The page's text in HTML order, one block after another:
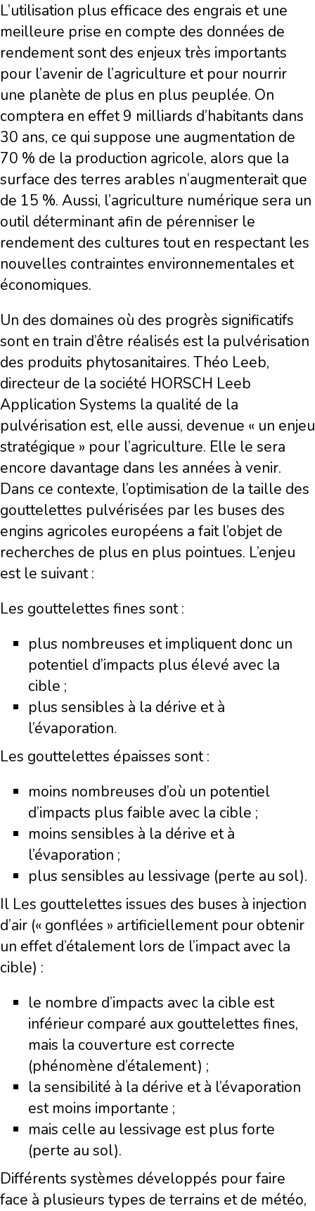
L’utilisation plus efficace des engrais et une
meilleure prise en compte des données de
rendement sont des enjeux très importants
pour l’avenir de l’agriculture et pour nourrir
une planète de plus en plus peuplée. On
comptera en effet 9 milliards d’habitants dans
30 ans, ce qui suppose une augmentation de
70 % de la production agricole, alors que la
surface des terres arables n’augmenterait que
de 15 %. Aussi, l’agriculture numérique sera un
outil déterminant afin de pérenniser le
rendement des cultures tout en respectant les
nouvelles contraintes environnementales et
économiques.
Un des domaines où des progrès significatifs
sont en train d’être réalisés est la pulvérisation
des produits phytosanitaires. Théo Leeb,
directeur de la société HORSCH Leeb
Application Systems la qualité de la
pulvérisation est, elle aussi, devenue « un enjeu
stratégique » pour l’agriculture. Elle le sera
encore davantage dans les années à venir.
Dans ce contexte, l’optimisation de la taille des
gouttelettes pulvérisées par les buses des
engins agricoles européens a fait l’objet de
recherches de plus en plus pointues. L’enjeu
est le suivant :
Les gouttelettes fines sont :
plus nombreuses et impliquent donc un
potentiel d’impacts plus élevé avec la
cible ;
plus sensibles à la dérive et à
l’évaporation.
Les gouttelettes épaisses sont :
moins nombreuses d’où un potentiel
d’impacts plus faible avec la cible ;
moins sensibles à la dérive et à
l’évaporation ;
plus sensibles au lessivage (perte au sol).
Il Les gouttelettes issues des buses à injection
d’air (« gonflées » artificiellement pour obtenir
un effet d’étalement lors de l’impact avec la
cible) :
le nombre d’impacts avec la cible est
inférieur comparé aux gouttelettes fines,
mais la couverture est correcte
(phénomène d’étalement) ;
la sensibilité à la dérive et à l’évaporation
est moins importante ;
mais celle au lessivage est plus forte
(perte au sol).
Différents systèmes développés pour faire
face à plusieurs types de terrains et de météo,